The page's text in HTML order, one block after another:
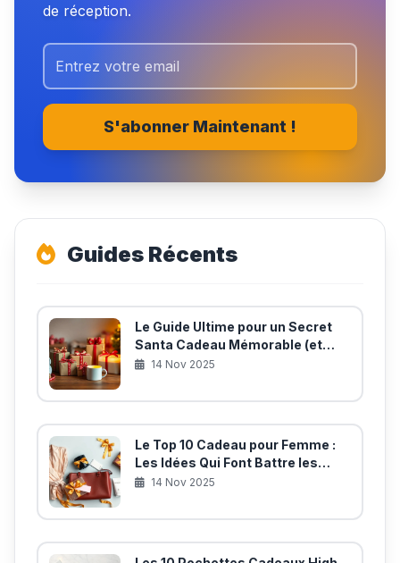
de réception.
S'abonner Maintenant !
Guides Récents
Le Guide Ultime pour un Secret
Santa Cadeau Mémorable (et
Utile!)14 Nov 2025
Le Top 10 Cadeau pour Femme :
Les Idées Qui Font Battre les
Cœurs
14 Nov 2025